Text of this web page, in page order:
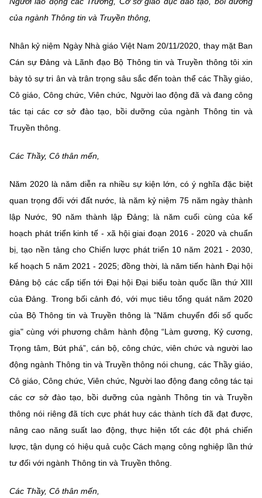
Chọn ngôn ngữ
BỘ KHOA HỌC VÀ CÔNG NGHỆ
MINISTRY OF SCIENCE AND TECHNOLOGY
Điều khoản sử dụng
Cơ quan chủ quản: Bộ Khoa học và Công nghệ (MST)
Giám đốc Trung tâm Truyền thông Khoa học và Công nghệ.
Liên hệ
Địa chỉ: Ban Biên tập Cổng TTĐT - 18 Nguyễn Du, TP. Hà Nội
Email: stc@mst.gov.vn
©2026 Bản quyền thuộc Bộ Khoa Học và Công Nghệ
(Ghi rõ nguồn "https://mst.gov.vn" khi phát hành lại thông tin từ
website này)
của ngành Thông tin và Truyền thông,
Nhân kỷ niệm Ngày Nhà giáo Việt Nam 20/11/2020, thay mặt Ban
Cán sự Đảng và Lãnh đạo Bộ Thông tin và Truyền thông tôi xin
bày tỏ sự tri ân và trân trọng sâu sắc đến toàn thể các Thầy giáo,
Cô giáo, Công chức, Viên chức, Người lao động đã và đang công
tác tại các cơ sở đào tạo, bồi dưỡng của ngành Thông tin và
Truyền thông.
Các Thầy, Cô thân mến,
Năm 2020 là năm diễn ra nhiều sự kiện lớn, có ý nghĩa đặc biệt
quan trọng đối với đất nước, là năm kỷ niệm 75 năm ngày thành
lập Nước, 90 năm thành lập Đảng; là năm cuối cùng của kế
hoạch phát triển kinh tế - xã hội giai đoạn 2016 - 2020 và chuẩn
bị, tạo nền tảng cho Chiến lược phát triển 10 năm 2021 - 2030,
kế hoạch 5 năm 2021 - 2025; đồng thời, là năm tiến hành Đại hội
Đảng bộ các cấp tiến tới Đại hội Đại biểu toàn quốc lần thứ XIII
của Đảng. Trong bối cảnh đó, với mục tiêu tổng quát năm 2020
của Bộ Thông tin và Truyền thông là "Năm chuyển đổi số quốc
gia" cùng với phương châm hành động “Làm gương, Kỷ cương,
Trọng tâm, Bứt phá”, cán bộ, công chức, viên chức và người lao
động ngành Thông tin và Truyền thông nói chung, các Thầy giáo,
Cô giáo, Công chức, Viên chức, Người lao động đang công tác tại
các cơ sở đào tạo, bồi dưỡng của ngành Thông tin và Truyền
thông nói riêng đã tích cực phát huy các thành tích đã đạt được,
nâng cao năng suất lao động, thực hiện tốt các đột phá chiến
lược, tận dụng có hiệu quả cuộc Cách mạng công nghiệp lần thứ
tư đối với ngành Thông tin và Truyền thông.
Các Thầy, Cô thân mến,